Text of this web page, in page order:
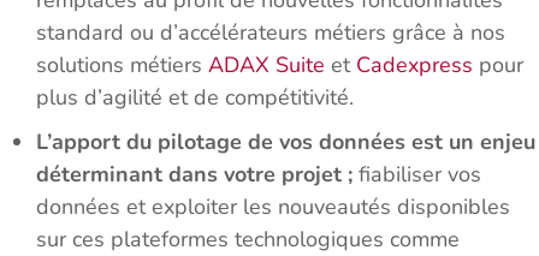
standard ou d’accélérateurs métiers grâce à nos
solutions métiers ADAX Suite et Cadexpress pour
plus d’agilité et de compétitivité.
L’apport du pilotage de vos données est un enjeu
déterminant dans votre projet ; fiabiliser vos
données et exploiter les nouveautés disponibles
sur ces plateformes technologiques comme